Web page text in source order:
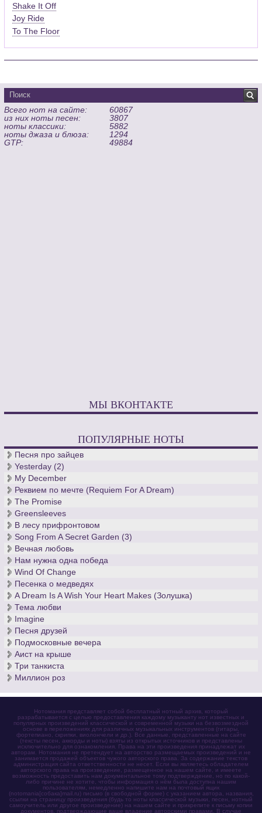
Shake It Off
Joy Ride
To The Floor
Всего нот на сайте:
60867
из них ноты песен:
3807
ноты классики:
5882
ноты джаза и блюза:
1294
GTP:
49884
МЫ ВКОНТАКТЕ
ПОПУЛЯРНЫЕ НОТЫ
Песня про зайцев
Yesterday (2)
My December
Реквием по мечте (Requiem For A Dream)
The Promise
Greensleeves
В лесу прифронтовом
Song From A Secret Garden (3)
Вечная любовь
Нам нужна одна победа
Wind Of Change
Песенка о медведях
A Dream Is A Wish Your Heart Makes (Золушка)
Тема любви
Imagine
Песня друзей
Подмосковные вечера
Аист на крыше
Три танкиста
Миллион роз
Нотомания представляет собой бесплатный нотный архив, который
разрабатывается с целью предоставления каждому музыканту нот известных и
популярных произведений классической и современной музыки на безвозмездной
основе в переложениях для различных музыкальных инструментов (гитары,
фортепиано, скрипки, виолончели и др.). Все данные, представленные на сайте
(тексты песен, аккорды и ноты) взяты из открытых источников и представлены
исключительно для ознакомления. Права на эти произведения принадлежат их
авторам. Нотомания не претендует на авторство размещаемых произведений и не
занимается продажей объектов чужого авторского права. За содержание текстов
администрация сайта ответственности не несет. Если вы являетесь обладателем
авторского права на произведение, размещенное на нашем сайте, и имеете
возможность предоставить нам документальное тому подтверждение, но по какой-
либо причине не хотите, чтобы информация о нём была доступна нашим
пользователям, немедленно напишите нам на почтовый ящик
(notomania[собака]mail.ru) письмо (в свободной форме) с указанием автора, названия,
ссылки на страницу произведения (будь то ноты классической музыки, песен, нотный
самоучитель или другое произведение) на нашем сайте и прикрепите к письму копии
документов, подтверждающие ваше владение авторскими правами. В случае